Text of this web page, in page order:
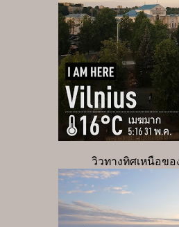
วิวทางทิศเหนือขอ